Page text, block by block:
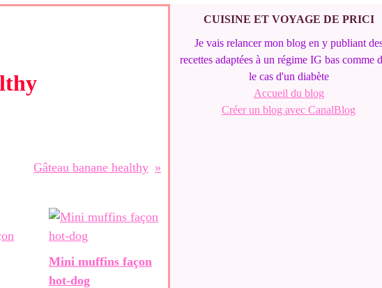
Gâteau banane healthy
Mini muffins façon
hot-dog
CUISINE ET VOYAGE DE PRICI
Je vais relancer mon blog en y publiant
recettes adaptées à un régime IG bas comme
le cas d'un diabète
Accueil du blog
Créer un blog avec CanalBlog